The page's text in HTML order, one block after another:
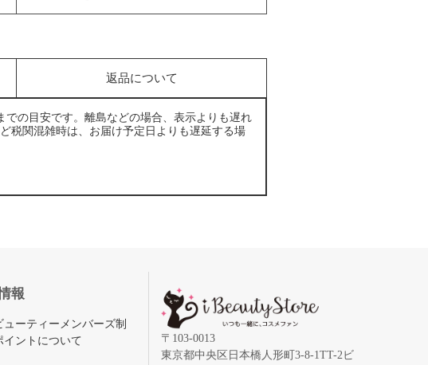
返品について
の目安です。離島などの場合、表示よりも遅れ
税関混雑時は、お届け予定日よりも遅延する場
報
ューティーメンバーズ制
イントについて
〒103-0013
東京都中央区日本橋人形町3-8-1TT-2ビ